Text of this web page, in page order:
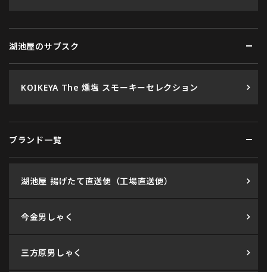
湖池屋のサブスク
KOIKEYA The 燻塩 スモーキーセレクション
ブランド一覧
湖池屋 揚げたて直送便（工場直送便）
今金男しゃく
三方原男しゃく